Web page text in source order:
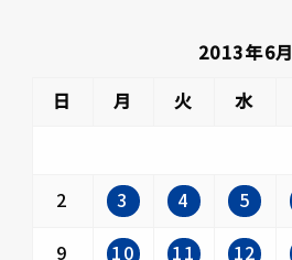
2013年6月
日
月 火 水
2
3 4 5
9
10 11 12